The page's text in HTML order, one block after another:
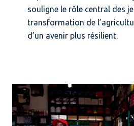
souligne le rôle central des
transformation de
d’un avenir plus résilient.